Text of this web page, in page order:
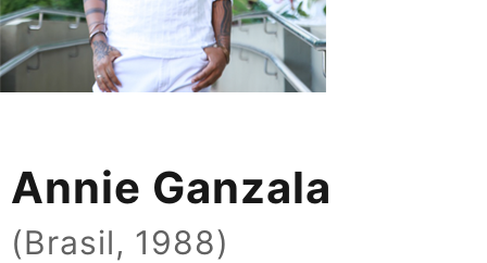
Annie Ganzala
(Brasil, 1988)